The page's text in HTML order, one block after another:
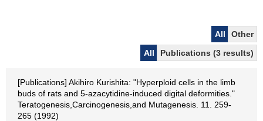
All
Other
All
Publications (3 results)
[Publications] Akihiro Kurishita: "Hyperploid cells in the limb
buds of rats and 5-azacytidine-induced digital deformities."
Teratogenesis,Carcinogenesis,and Mutagenesis. 11. 259-
265 (1992)